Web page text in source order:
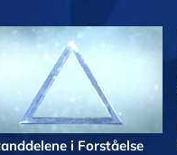
i Forståelse